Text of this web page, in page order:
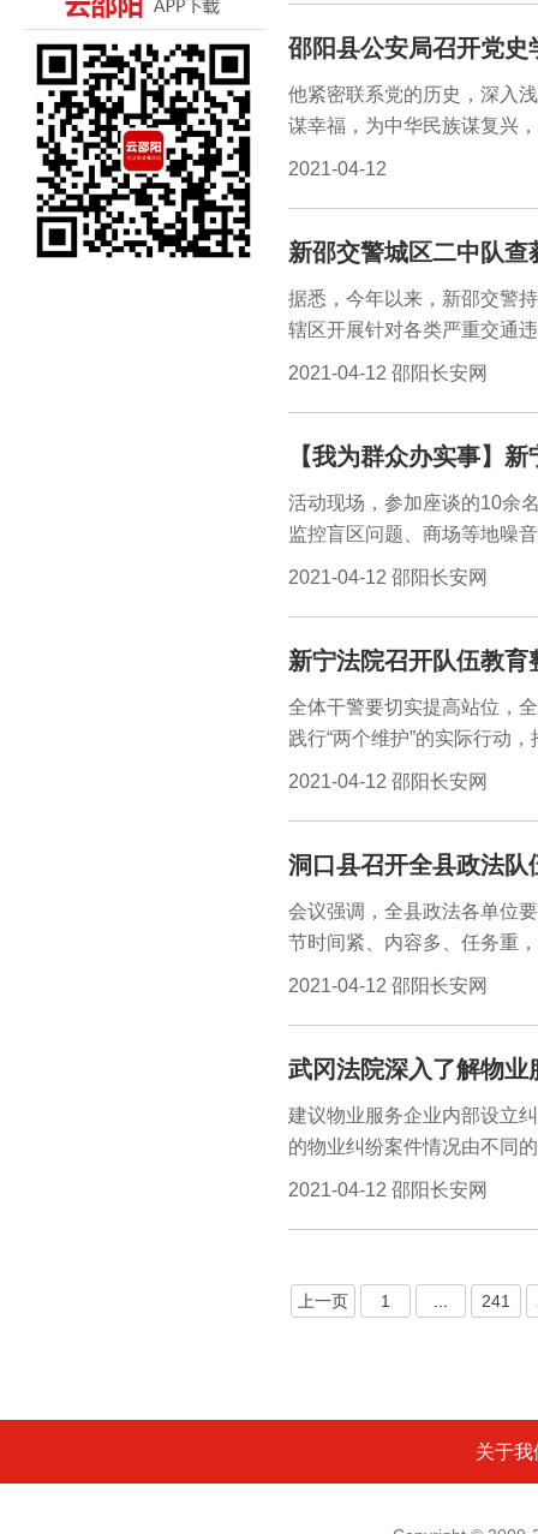
悟党的百年光辉历程。县公
南公安荣誉勋章》。
邵阳县公安局召开党史
他紧密联系党的历史，深入
谋幸福，为中华民族谋复兴
2021-04-12
新邵交警城区二中队查
据悉，今年以来，新邵交警
辖区开展针对各类严重交通
严处的高压态势，全力维护
职工辅警共12人在县人民法
2021-04-12 邵阳长安网
【我为群众办实事】
活动现场，参加座谈的10余
监控盲区问题、商场等地噪
分业主不交物业费等问题提
2021-04-12 邵阳长安网
新宁法院召开队伍教
全体干警要切实提高站位，
践行“两个维护”的实际行动
10日晚，新宁县人民法院召
2021-04-12 邵阳长安网
洞口县召开全县政法
会议强调，全县政法各单位
节时间紧、内容多、任务重
来抓，从思想上紧起来、行
来，全县政法各单位自觉增
育。
2021-04-12 邵阳长安网
武冈法院深入了解物
建议物业服务企业内部设立
的物业纠纷案件情况由不同
要调整心态，摆正服务位置
2021-04-12 邵阳长安网
上一页 1 241
关于我